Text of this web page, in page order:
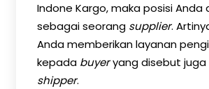
Indone Kargo, maka posisi Anda
sebagai seorang supplier.
Anda memberikan layanan
kepada buyeryang disebut juga
shipper.